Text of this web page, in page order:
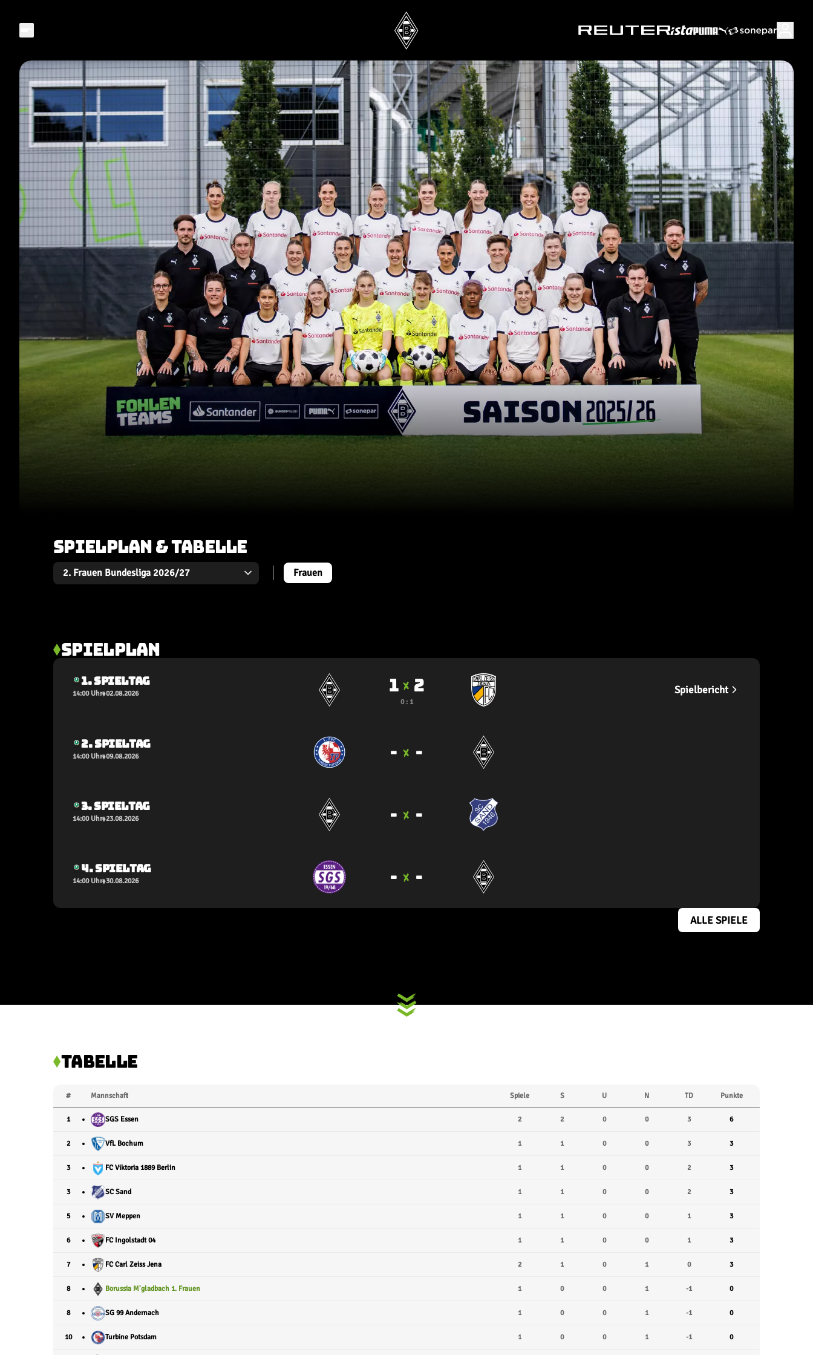
SPIELPLAN & TABELLE
Frauen
SPIELPLAN
1. SPIELTAG
14:00 Uhr 02.08.2026 1 2
0 : 1
Spielbericht
2. SPIELTAG
14:00 Uhr 09.08.2026 - -
3. SPIELTAG
14:00 Uhr 23.08.2026 - -
4. SPIELTAG
14:00 Uhr 30.08.2026 - -
ALLE SPIELE
TABELLE
# Mannschaft Spiele S U N TD Punkte
1 SGS Essen 2 2 0 0 3 6
2 VfL Bochum 1 1 0 0 3 3
3 FC Viktoria 1889 Berlin 1 1 0 0 2 3
3 SC Sand 1 1 0 0 2 3
5 SV Meppen 1 1 0 0 1 3
6 FC Ingolstadt 04 1 1 0 0 1 3
7 FC Carl Zeiss Jena 2 1 0 1 0 3
8 Borussia M'gladbach 1. Frauen 1 0 0 1 -1 0
8 SG 99 Andernach 1 0 0 1 -1 0
10 Turbine Potsdam 1 0 0 1 -1 0